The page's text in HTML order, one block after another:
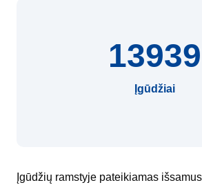
13939
Įgūdžiai
Įgūdžių ramstyje pateikiamas